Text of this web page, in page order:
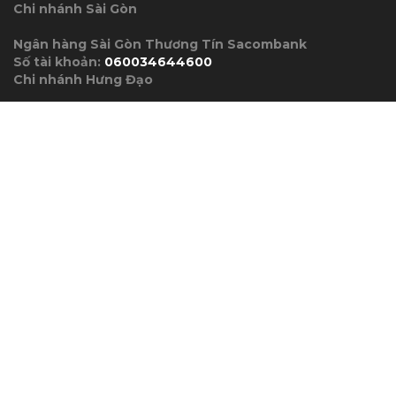
Chi nhánh Sài Gòn
Ngân hàng Sài Gòn Thương Tín Sacombank
Số tài khoản: 060034644600
Chi nhánh Hưng Đạo